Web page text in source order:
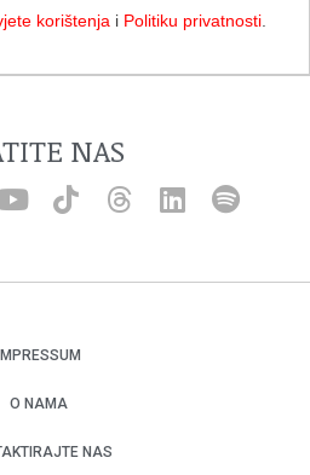
korištenja i Politiku privatnosti.
NAS
IMPRESSUM
O NAMA
NAS